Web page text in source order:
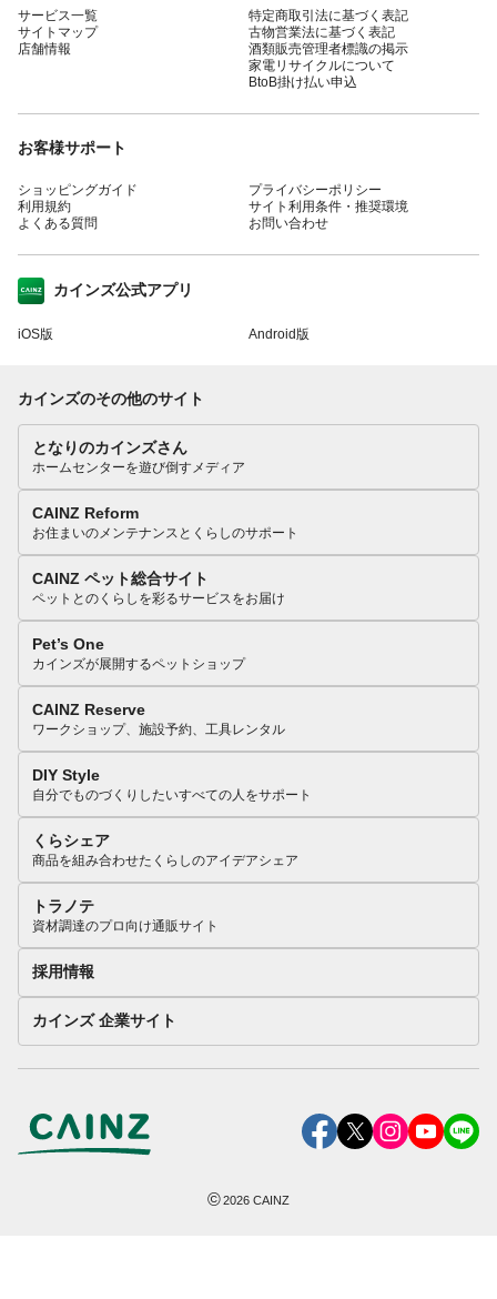
サービス一覧
サイトマップ
店舗情報
特定商取引法に基づく表記
古物営業法に基づく表記
酒類販売管理者標識の掲示
家電リサイクルについて
BtoB掛け払い申込
お客様サポート
ショッピングガイド
利用規約
よくある質問
プライバシーポリシー
サイト利用条件・推奨環境
お問い合わせ
カインズ公式アプリ
iOS版 Android版
カインズのその他のサイト
となりのカインズさん
ホームセンターを遊び倒すメディア
CAINZ Reform
お住まいのメンテナンスとくらしのサポート
CAINZ ペット総合サイト
ペットとのくらしを彩るサービスをお届け
Pet’s One
カインズが展開するペットショップ
CAINZ Reserve
ワークショップ、施設予約、工具レンタル
DIY Style
自分でものづくりしたいすべての人をサポート
くらシェア
商品を組み合わせたくらしのアイデアシェア
トラノテ
資材調達のプロ向け通販サイト
採用情報
カインズ 企業サイト
©2026 CAINZ